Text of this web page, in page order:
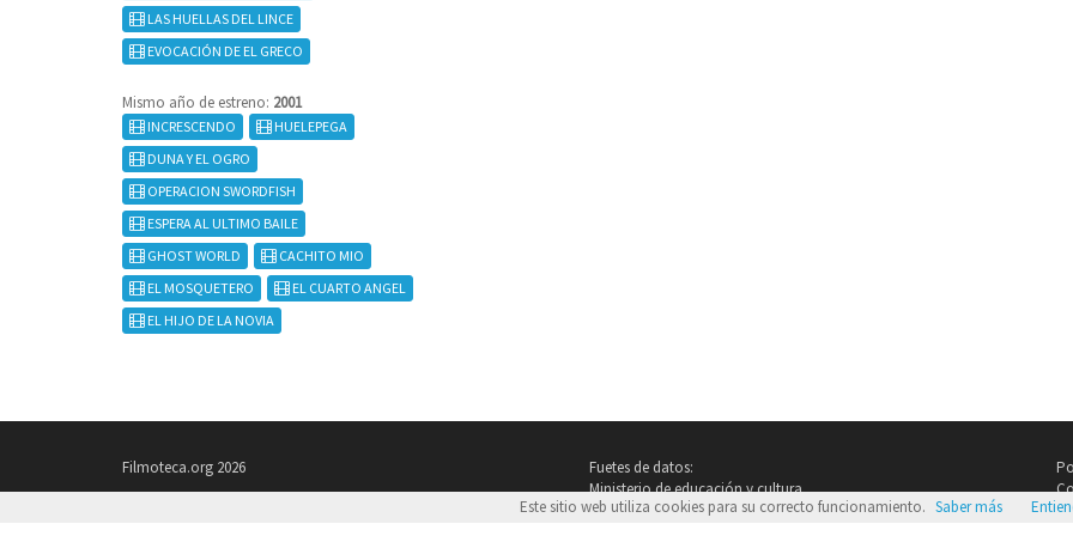
LAS HUELLAS DEL LINCE
EVOCACIÓN DE EL GRECO
Mismo año de estreno: 2001
INCRESCENDO
HUELEPEGA
DUNA Y EL OGRO
OPERACION SWORDFISH
ESPERA AL ULTIMO BAILE
GHOST WORLD
CACHITO MIO
EL MOSQUETERO
EL CUARTO ANGEL
EL HIJO DE LA NOVIA
Filmoteca.org 2026
Fuetes de datos:
Ministerio de educación y cultura
Imdb.com
Este sitio web utiliza cookies para su correcto funcionamiento. Saber más